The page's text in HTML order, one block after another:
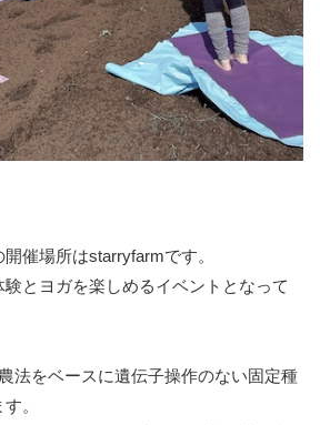
催場所はstarryfarmです。
とヨガを楽しめるイベントとなって
法をベースに遺伝子操作のない固定種
。